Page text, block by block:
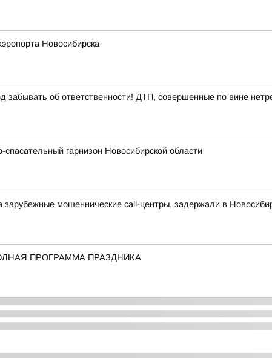
Новосибирска
об ответственности! ДТП, совершенные по вине
гарнизон Новосибирской области
мошеннические call-центры, задержали в
ПРОГРАММА ПРАЗДНИКА